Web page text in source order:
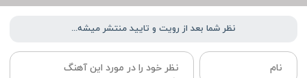
نظر شما بعد از رویت و تایید منتشر میشه...